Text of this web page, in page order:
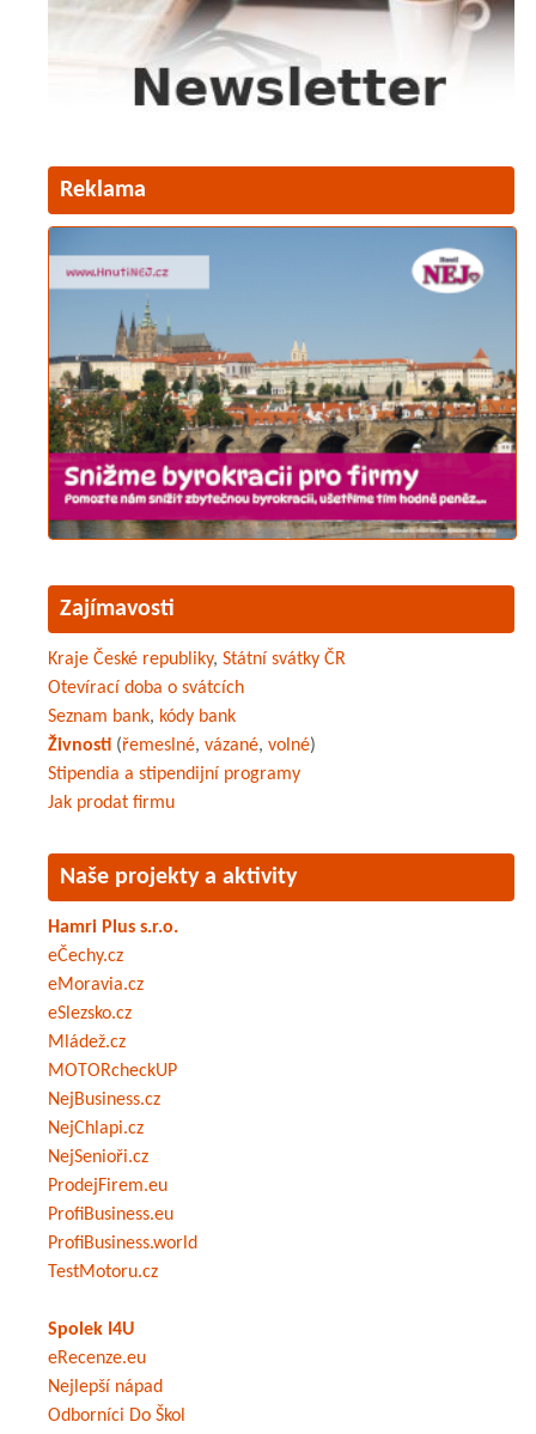
Reklama
Zajímavosti
Kraje České republiky, Státní svátky ČR
Otevírací doba o svátcích
Seznam bank, kódy bank
Živnosti (řemeslné, vázané, volné)
Stipendia a stipendijní programy
Jak prodat firmu
Naše projekty a aktivity
Hamri Plus s.r.o.
eČechy.cz
eMoravia.cz
eSlezsko.cz
Mládež.cz
MOTORcheckUP
NejBusiness.cz
NejChlapi.cz
NejSenioři.cz
ProdejFirem.eu
ProfiBusiness.eu
ProfiBusiness.world
TestMotoru.cz
Spolek I4U
eRecenze.eu
Nejlepší nápad
Odborníci Do Škol